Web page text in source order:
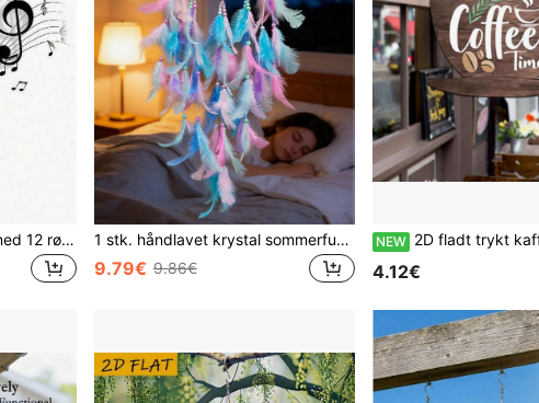
1 stk. udendørs vindspil med 12 rør i aluminiumslegering og krog, mindevindspil til udendørs brug, feriepynt, festpynt, hjemme- og butiksdekoration, velegnet til udendørs have og mindested, vægdekoration, gave og fødselsdagsgave 1 stk. håndlavet krystal sommerfugl drømmefanger ophængende dekoration, elegant kreativ fødselsdagsgave, vægdekoration i stue/soveværelse, festgave, boligindretning, boho stil
9.79€ 9.86€
NEW 2D fladt trykt kaffekop-hængemærke i træ, juledekoration til kaffebar, udendørs
4.12€